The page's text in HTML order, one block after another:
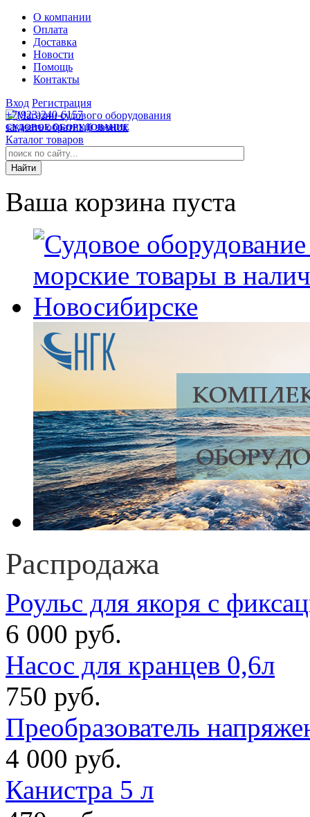
О компании
Оплата
Доставка
Новости
Помощь
Контакты
Вход Регистрация
СУДОВОЕ ОБОРУДОВАНИЕ
+7(923)240-6157
заказать обратный звонок
Каталог товаров
Ваша корзина пуста
Распродажа
Роульс для якоря с
6 000 руб.
Насос для кранцев 0,6л
750 руб.
Преобразователь
4 000 руб.
Канистра 5 л